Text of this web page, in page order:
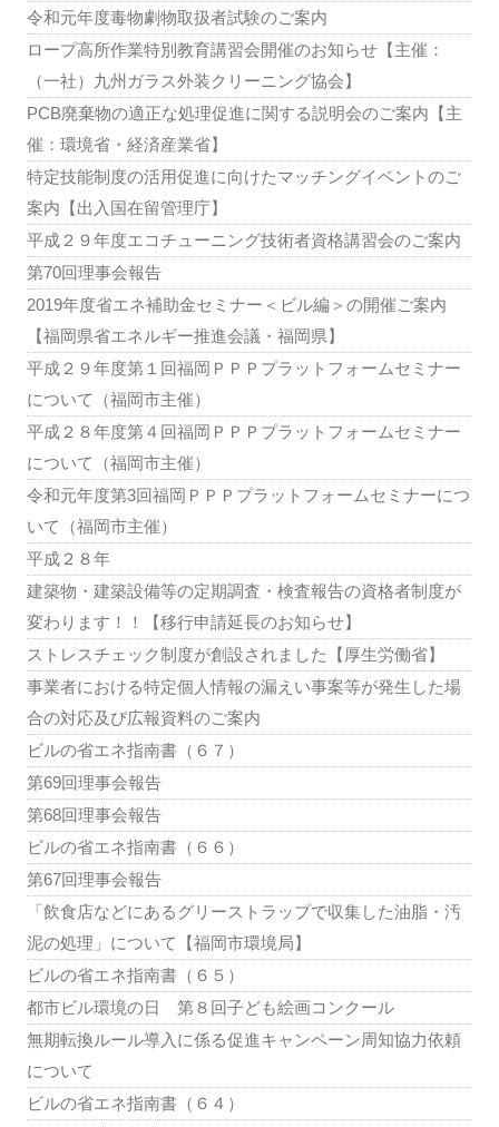
令和元年度毒物劇物取扱者試験のご案内
ロープ高所作業特別教育講習会開催のお知らせ【主催：
（一社）九州ガラス外装クリーニング協会】
PCB廃棄物の適正な処理促進に関する説明会のご案内【主
催：環境省・経済産業省】
特定技能制度の活用促進に向けたマッチングイベントのご
案内【出入国在留管理庁】
平成２９年度エコチューニング技術者資格講習会のご案内
第70回理事会報告
2019年度省エネ補助金セミナー＜ビル編＞の開催ご案内
【福岡県省エネルギー推進会議・福岡県】
平成２９年度第１回福岡ＰＰＰプラットフォームセミナー
について（福岡市主催）
平成２８年度第４回福岡ＰＰＰプラットフォームセミナー
について（福岡市主催）
令和元年度第3回福岡ＰＰＰプラットフォームセミナーにつ
いて（福岡市主催）
平成２８年
建築物・建築設備等の定期調査・検査報告の資格者制度が
変わります！！【移行申請延長のお知らせ】
ストレスチェック制度が創設されました【厚生労働省】
事業者における特定個人情報の漏えい事案等が発生した場
合の対応及び広報資料のご案内
ビルの省エネ指南書（６７）
第69回理事会報告
第68回理事会報告
ビルの省エネ指南書（６６）
第67回理事会報告
「飲食店などにあるグリーストラップで収集した油脂・汚
泥の処理」について【福岡市環境局】
ビルの省エネ指南書（６５）
都市ビル環境の日 第８回子ども絵画コンクール
無期転換ルール導入に係る促進キャンペーン周知協力依頼
について
ビルの省エネ指南書（６４）